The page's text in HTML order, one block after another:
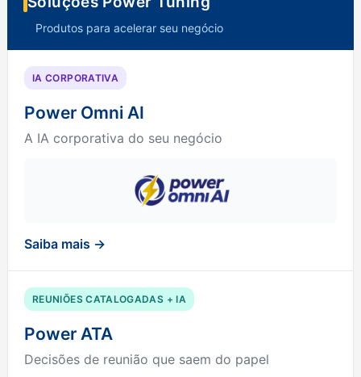
Produtos para acelerar seu negócio
IA CORPORATIVA
Power Omni AI
A IA corporativa do seu negócio
Saiba mais →
REUNIÕES CATALOGADAS + IA
Power ATA
Decisões de reunião que saem do papel